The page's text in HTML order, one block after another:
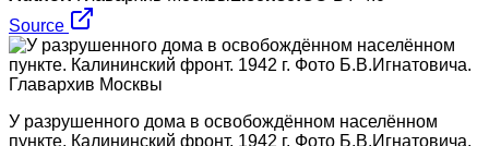
Source
У разрушенного дома в освобождённом населённом
пункте. Калининский фронт. 1942 г. Фото Б.В.Игнатовича.